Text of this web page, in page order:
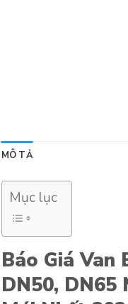
MÔ TẢ
Mục lục
Báo Giá Van
DN50, DN65